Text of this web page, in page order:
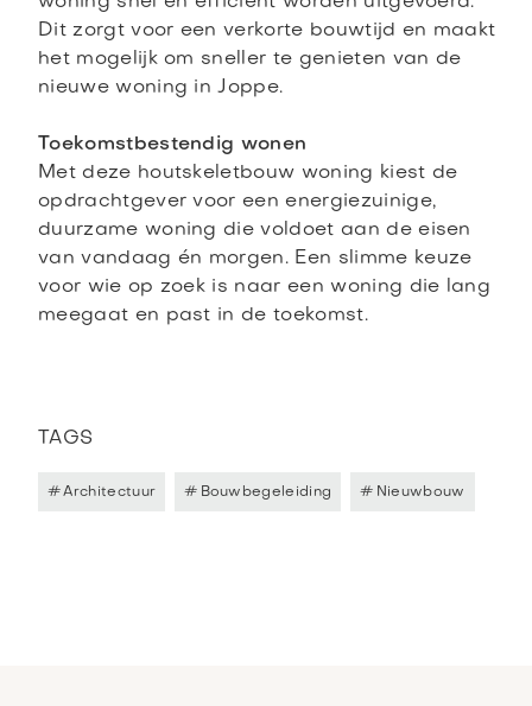
Dit zorgt voor een verkorte bouwtijd en maakt
het mogelijk om sneller te genieten van de
nieuwe woning in Joppe.
Toekomstbestendig wonen
Met deze houtskeletbouw woning kiest de
opdrachtgever voor een energiezuinige,
duurzame woning die voldoet aan de eisen
van vandaag én morgen. Een slimme keuze
voor wie op zoek is naar een woning die lang
meegaat en past in de toekomst.
TAGS
#Architectuur # Bouwbegeleiding # Nieuwbouw